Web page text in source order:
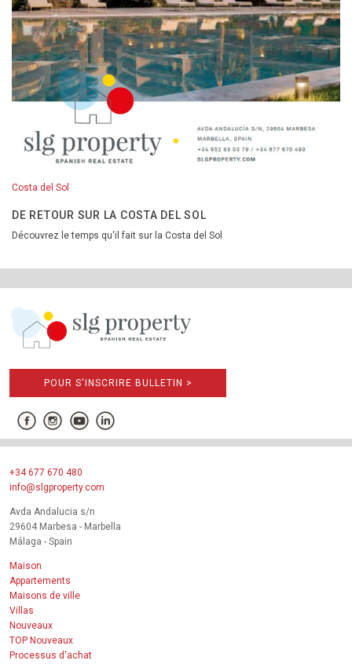
Costa del Sol
DE RETOUR SUR LA COSTA DEL SOL
Découvrez le temps qu'il fait sur la Costa del Sol
POUR S'INSCRIRE BULLETIN >
+34 677 670 480
info@slgproperty.com
Avda Andalucia s/n
29604 Marbesa - Marbella
Málaga - Spain
Maison
Appartements
Maisons de ville
Villas
Nouveaux
TOP Nouveaux
Processus d'achat